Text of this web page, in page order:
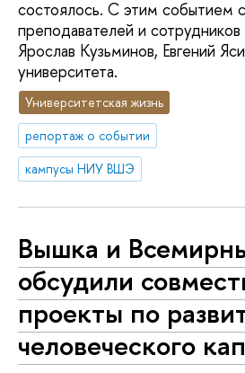
состоялось. С этим событием
преподавателей и сотрудников
Ярослав Кузьминов, Евгений
университета.
Университетская жизнь
репортаж о событии
кампусы НИУ ВШЭ
Вышка и
обсудили
проекты по
человеческого